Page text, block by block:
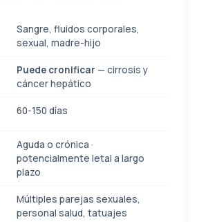
Sangre, fluidos corporales,
sexual, madre-hijo
Puede cronificar — cirrosis y
cáncer hepático
60-150 días
Aguda o crónica ·
potencialmente letal a largo
plazo
Múltiples parejas sexuales,
personal salud, tatuajes